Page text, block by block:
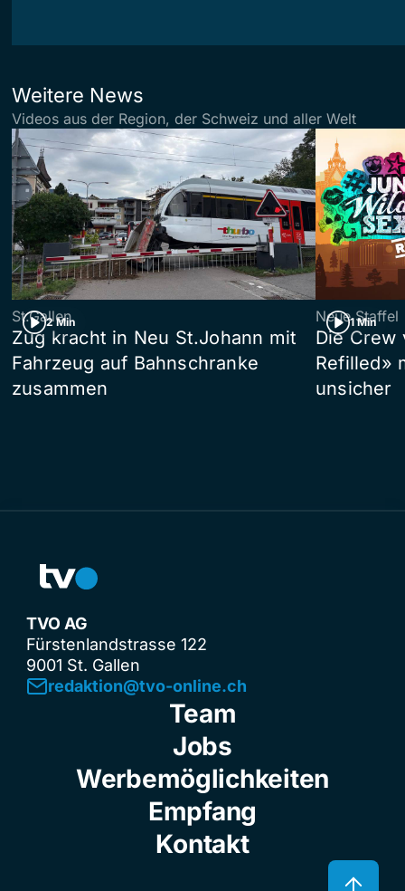
Weitere News
Videos aus der Region, der Schweiz und aller Welt
2 Min
St.Gallen
Zug kracht in Neu St.Johann mit
Fahrzeug auf Bahnschranke
zusammen
1 Min
Neue Staffel
Die Crew
Refilled»
unsicher
TVO AG
Fürstenlandstrasse 122
9001 St. Gallen
redaktion@tvo-online.ch
Team
Jobs
Werbemöglichkeiten
Empfang
Kontakt